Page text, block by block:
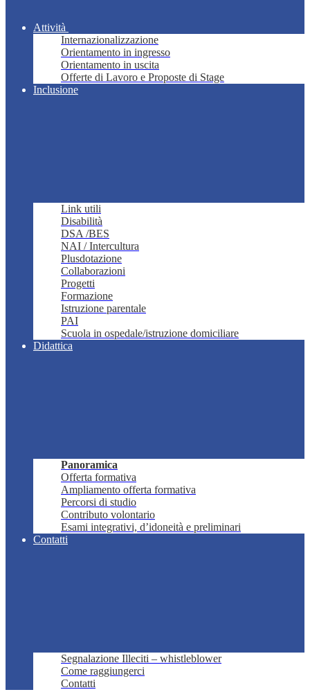
Attività
Internazionalizzazione
Orientamento in ingresso
Orientamento in uscita
Offerte di Lavoro e Proposte di Stage
Inclusione
Link utili
Disabilità
DSA /BES
NAI / Intercultura
Plusdotazione
Collaborazioni
Progetti
Formazione
Istruzione parentale
PAI
Scuola in ospedale/istruzione domiciliare
Didattica
Panoramica
Offerta formativa
Ampliamento offerta formativa
Percorsi di studio
Contributo volontario
Esami integrativi, d’idoneità e preliminari
Contatti
Segnalazione Illeciti – whistleblower
Come raggiungerci
Contatti